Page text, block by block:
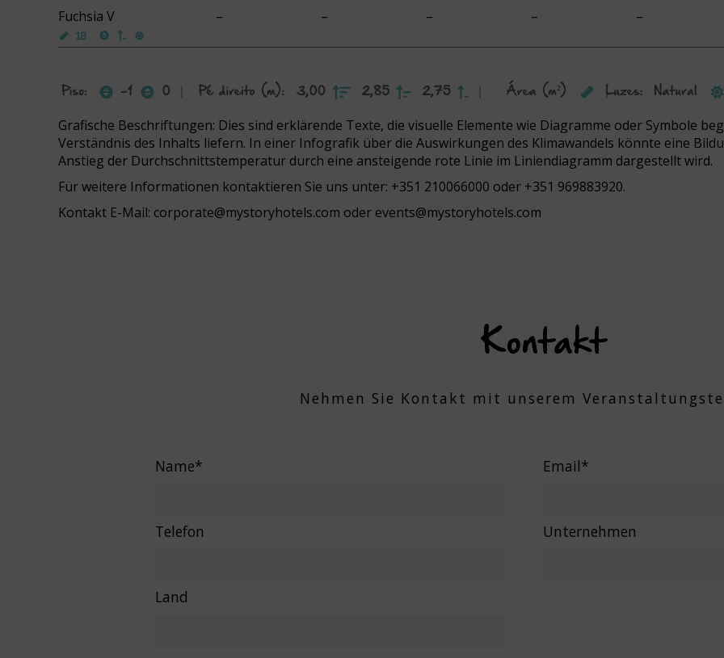
Fuchsia V – – – – –
Grafische Beschriftungen: Dies sind erklärende Texte, die visuelle Elemente wie Diagramme oder Symbole
Verständnis des Inhalts liefern. In einer Infografik über die Auswirkungen des Klimawandels könnte eine
Anstieg der Durchschnittstemperatur durch eine ansteigende rote Linie im Liniendiagramm dargestellt wird.
Für weitere Informationen kontaktieren Sie uns unter: +351 210066000 oder +351 969883920.
Kontakt E-Mail: corporate@mystoryhotels.com oder events@mystoryhotels.com
Kontakt
Nehmen Sie Kontakt mit unserem
Name* Email*
Telefon Unternehmen
Land